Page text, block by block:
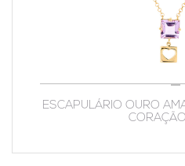
ESCAPULÁRIO OURO